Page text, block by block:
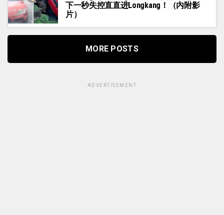
下一秒失控直直进Longkang！（内附影
片）
MORE POSTS
ADVERTISEMENT